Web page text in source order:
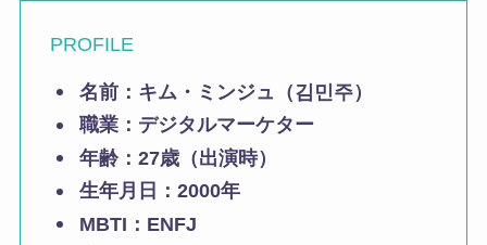
PROFILE
名前： キム・ミンジュ（김민주）
職業：デジタルマーケター
年齢： 27歳（出演時）
生年月日： 2000年
MBTI：ENFJ